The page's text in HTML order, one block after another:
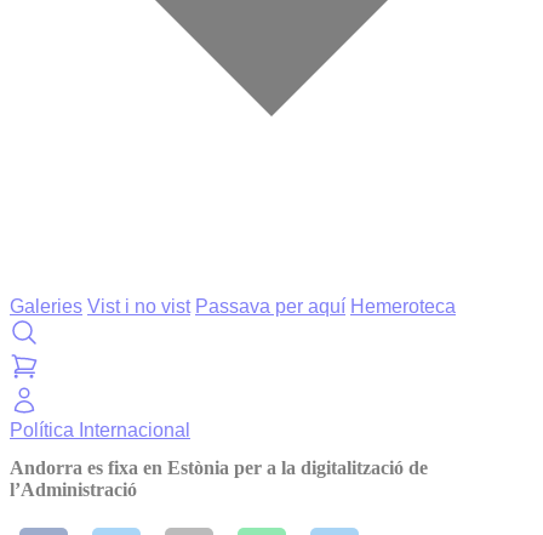
Galeries Vist i no vist Passava per aquí Hemeroteca
Política Internacional
Andorra es fixa en Estònia per a la digitalització de
l’Administració